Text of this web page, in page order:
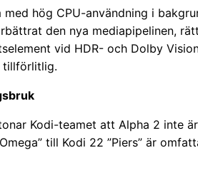
hög CPU-användning i
den nya mediapipelinen,
vid HDR- och Dolby
tillförlitlig.
Kodi-teamet att Alpha 2 inte
till Kodi 22 ”Piers” är